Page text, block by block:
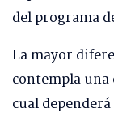
del programa
La mayor
contempla una
cual